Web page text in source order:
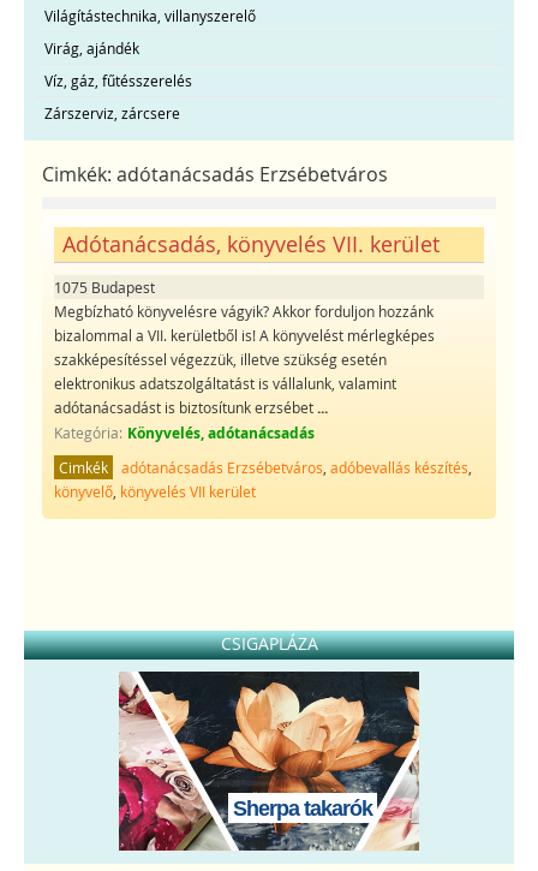
Világítástechnika, villanyszerelő
Virág, ajándék
Víz, gáz, fűtésszerelés
Zárszerviz, zárcsere
Cimkék: adótanácsadás Erzsébetváros
Adótanácsadás, könyvelés VII. kerület
1075 Budapest
Megbízható könyvelésre vágyik? Akkor forduljon hozzánk
bizalommal a VII. kerületből is! A könyvelést mérlegképes
szakképesítéssel végezzük, illetve szükség esetén
elektronikus adatszolgáltatást is vállalunk, valamint
adótanácsadást is biztosítunk erzsébet...
Kategória: Könyvelés, adótanácsadás
Cimkék adótanácsadás Erzsébetváros adóbevallás készítés
könyvelő, könyvelés VII kerület
CSIGAPLÁZA
Sherpa takarók